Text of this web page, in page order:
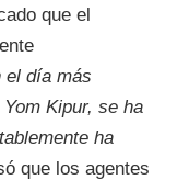
que el
el día más
Kipur, se ha
ha
que los agentes